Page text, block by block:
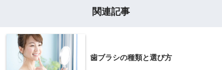
関連記事
歯ブラシの種類と選び方